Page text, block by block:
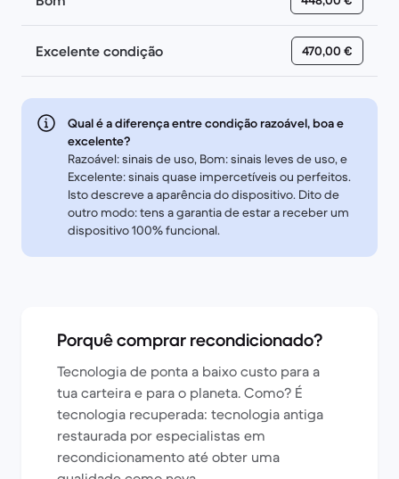
Excelente condição 470,00 €
Qual é a diferença entre condição razoável, boa e
excelente?
Razoável: sinais de uso, Bom: sinais leves de uso, e
Excelente: sinais quase impercetíveis ou perfeitos.
Isto descreve a aparência do dispositivo. Dito de
outro modo: tens a garantia de estar a receber um
dispositivo 100% funcional.
Porquê comprar recondicionado?
Tecnologia de ponta a baixo custo para a
tua carteira e para o planeta. Como? É
tecnologia recuperada: tecnologia antiga
restaurada por especialistas em
recondicionamento até obter uma